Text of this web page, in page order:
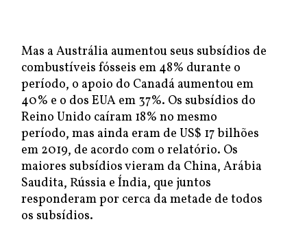
Mas a Austrália aumentou seus subsídios de
combustíveis fósseis em 48% durante o
período, o apoio do Canadá aumentou em
40% e o dos EUA em 37%. Os subsídios do
Reino Unido caíram 18% no mesmo
período, mas ainda eram de US$ 17 bilhões
em 2019, de acordo com o relatório. Os
maiores subsídios vieram da China, Arábia
Saudita, Rússia e Índia, que juntos
responderam por cerca da metade de todos
os subsídios.